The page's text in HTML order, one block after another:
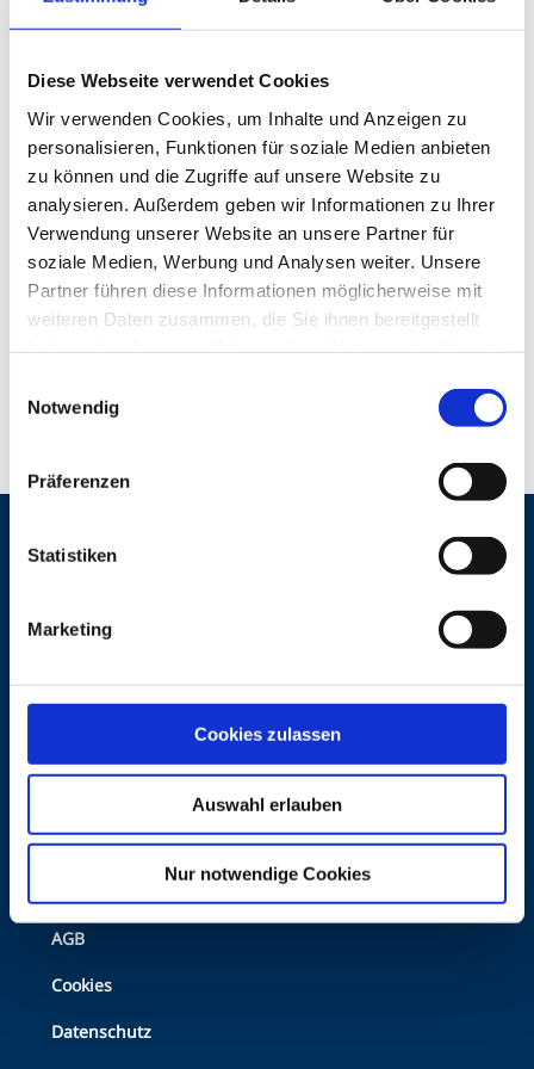
Diese Webseite verwendet Cookies
Wir verwenden Cookies, um Inhalte und Anzeigen zu
personalisieren, Funktionen für soziale Medien anbieten
zu können und die Zugriffe auf unsere Website zu
analysieren. Außerdem geben wir Informationen zu Ihrer
Verwendung unserer Website an unsere Partner für
soziale Medien, Werbung und Analysen weiter. Unsere
Partner führen diese Informationen möglicherweise mit
weiteren Daten zusammen, die Sie ihnen bereitgestellt
Notwendig
Präferenzen
Statistiken
Marketing
Cookies zulassen
Auswahl erlauben
Nur notwendige Cookies
Handwerkskammer zu Köln. Gemeinsam mit Jessica Gruhl
betreibt sie den Online-Informationsblog Kindersicht.
Kontakt
maike.vadersen@kindersicht.info
www.Kindersicht.info
Zum Linkedin Profil Kindersicht
Zum Instagram Profil Kindersicht
TopKontakt
Bottom
Footer
AGB
Cookies
Datenschutz